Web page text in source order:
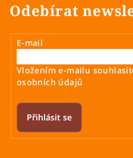
Odebírat
E-mail
Vložením e-mailu
osobních údajů
Přihlásit se